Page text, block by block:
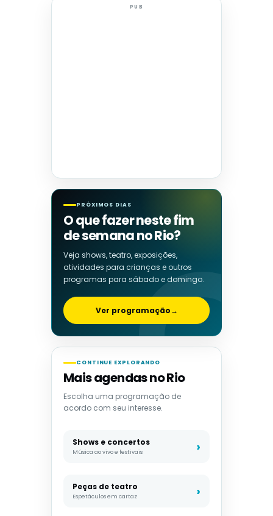
PUB
PRÓXIMOS DIAS
O que fazer neste fim
de semana no Rio?
Veja shows, teatro, exposições,
atividades para crianças e outros
programas para sábado e domingo.
Ver programação→
CONTINUE EXPLORANDO
Mais agendas no Rio
Escolha uma programação de
acordo com seu interesse.
Shows e concertos
Música ao vivo e festivais
Peças de teatro
Espetáculos em cartaz